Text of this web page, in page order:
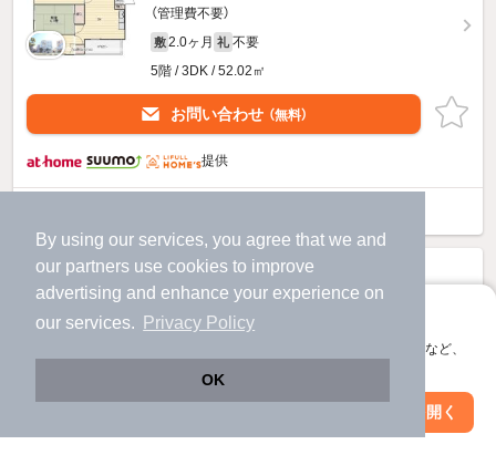
By using our services, you agree that we and
our partners use cookies to improve
advertising and enhance your experience on
our services.
Privacy Policy
OK
アプリに切り替えて、サクサクお部屋探し
会員登録なしですぐ使える。マップ検索やお気に入り保存など、
アプリを開く
（管理費不要）
敷 2.0ヶ月 礼 不要
5階 / 3DK / 52.02㎡
お問い合わせ （無料）
提供
絞り込み条件を変更